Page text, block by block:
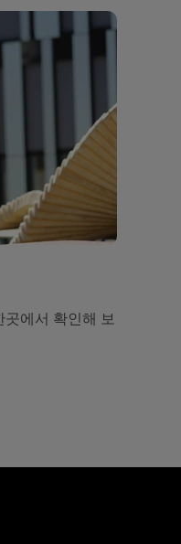
에서 확인해 보